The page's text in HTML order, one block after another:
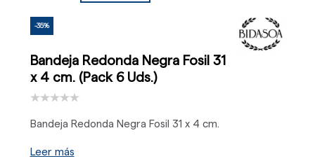
-35%
Bandeja Redonda Negra Fosil 31
x 4 cm. (Pack 6 Uds.)
Bandeja Redonda Negra Fosil 31 x 4 cm.
Leer más